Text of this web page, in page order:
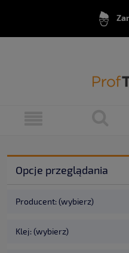
Opcje przeglądania
Producent: (wybierz)
Klej: (wybierz)